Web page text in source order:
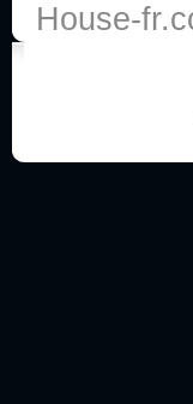
Salut tout le
House-